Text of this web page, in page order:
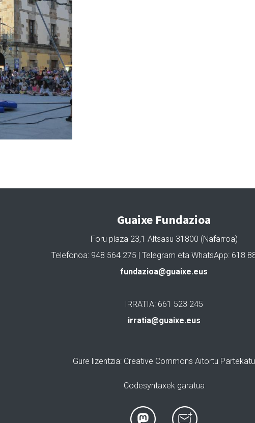
Guaixe Fundazioa
Foru plaza 23,1 Altsasu 31800 (Nafarroa)
Telefonoa: 948 564 275 | Telegram eta WhatsApp: 618
fundazioa@guaixe.eus
IRRATIA: 661 523 245
irratia@guaixe.eus
Gure lizentzia: Creative Commons Aitortu Partekatu
Codesyntaxek garatua